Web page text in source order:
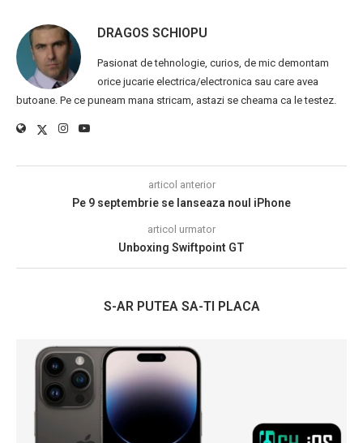
DRAGOS SCHIOPU
Pasionat de tehnologie, curios, de mic demontam
orice jucarie electrica/electronica sau care avea
butoane. Pe ce puneam mana stricam, astazi se cheama ca le testez.
articol anterior
Pe 9 septembrie se lanseaza noul iPhone
articol urmator
Unboxing Swiftpoint GT
S-AR PUTEA SA-TI PLACA